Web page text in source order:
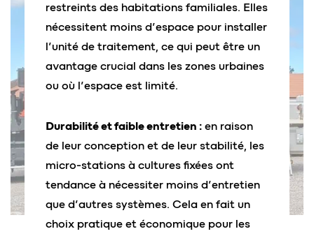
restreints des habitations familiales. Elles
nécessitent moins d’espace pour installer
l’unité de traitement, ce qui peut être un
avantage crucial dans les zones urbaines
ou où l’espace est limité.
Durabilité et faible entretien : en raison
de leur conception et de leur stabilité, les
micro-stations à cultures fixées ont
tendance à nécessiter moins d’entretien
que d’autres systèmes. Cela en fait un
choix pratique et économique pour les